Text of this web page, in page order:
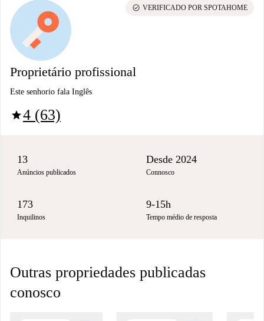
Proprietário profissional
Este senhorio fala Inglês
star4 (63)
check_circle VERIFICADO POR SPOTAHOME
13
Anúncios publicados
Desde 2024
Connosco
173
Inquilinos
9-15h
Tempo médio de resposta
Outras propriedades publicadas
conosco